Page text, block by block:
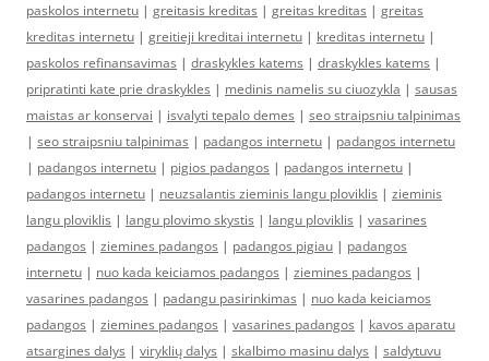
paskolos internetu | greitasis kreditas | greitas kreditas | greitas
kreditas internetu | greitieji kreditai internetu | kreditas internetu |
paskolos refinansavimas | draskykles katems | draskykles katems |
pripratinti kate prie draskykles | medinis namelis su ciuozykla | sausas
maistas ar konservai | isvalyti tepalo demes | seo straipsniu talpinimas
| seo straipsniu talpinimas | padangos internetu | padangos internetu
| padangos internetu | pigios padangos | padangos internetu |
padangos internetu | neuzsalantis zieminis langu ploviklis | zieminis
langu ploviklis | langu plovimo skystis | langu ploviklis | vasarines
padangos | ziemines padangos | padangos pigiau | padangos
internetu | nuo kada keiciamos padangos | ziemines padangos |
vasarines padangos | padangu pasirinkimas | nuo kada keiciamos
padangos | ziemines padangos | vasarines padangos | kavos aparatu
atsargines dalys | viryklių dalys | skalbimo masinu dalys | saldytuvu